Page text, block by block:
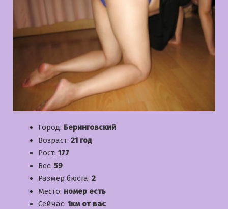
Город: Беринговский
Возраст: 21 год
Рост: 177
Вес: 59
Размер бюста: 2
Место: номер есть
Сейчас: 1км от вас